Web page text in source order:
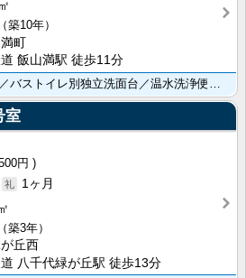
（築10年）
町
飯山満駅 徒歩11分
都市ガス物件／ペット相談／バストイレ別独立洗面台／温水洗浄便座／ＴＶモニターホン／エアコン
室
円
1ヶ月
（築3年）
丘西
八千代緑が丘駅 徒歩13分